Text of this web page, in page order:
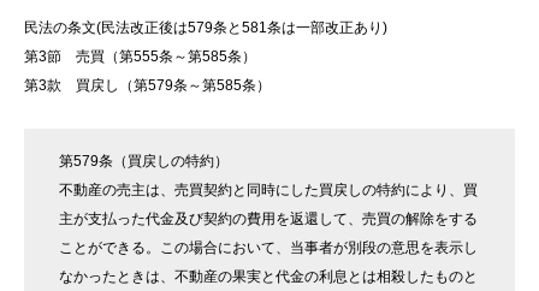
民法の条文(民法改正後は579条と581条は一部改正あり)
第3節 売買（第555条～第585条）
第3款 買戻し（第579条～第585条）
第579条（買戻しの特約）
不動産の売主は、売買契約と同時にした買戻しの特約により、買
主が支払った代金及び契約の費用を返還して、売買の解除をする
ことができる。この場合において、当事者が別段の意思を表示し
なかったときは、不動産の果実と代金の利息とは相殺したものと